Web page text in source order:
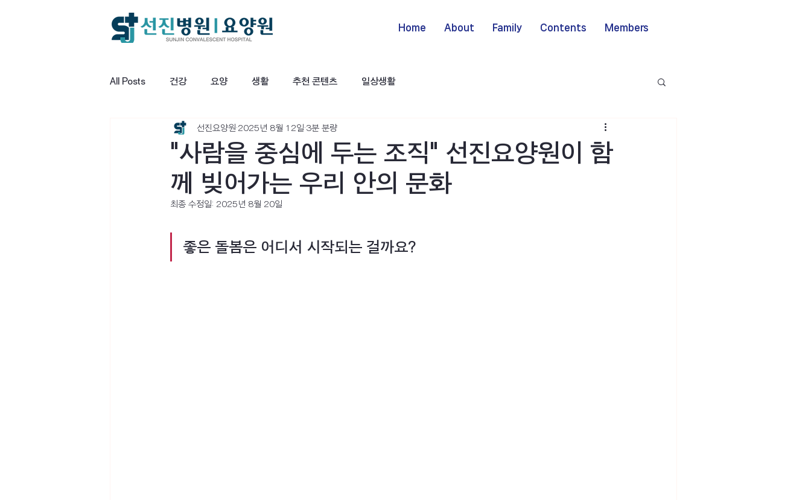
Home About Family Contents Members
All Posts 건강 요양 생활 추천 콘텐츠 일상생활
"사람을 중심에 두는 조직" 선진요양원이 함
께 빚어가는 우리 안의 문화
선진요양원 2025년 8월 12일 3분 분량
최종 수정일: 2025년 8월 20일
좋은 돌봄은 어디서 시작되는 걸까요?